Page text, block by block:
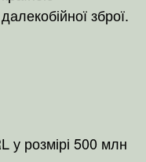
зброї.
у розмірі 500 млн